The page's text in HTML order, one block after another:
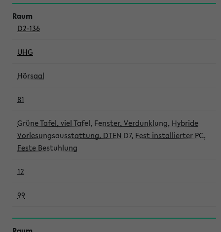
D2-136
UHG
Hörsaal
81
Grüne Tafel, viel Tafel, Fenster, Verdunklung, Hybride
Vorlesungsausstattung, DTEN D7, Fest installierter PC,
Feste Bestuhlung
12
99